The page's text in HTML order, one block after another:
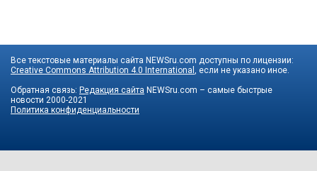
Все текстовые материалы сайта NEWSru.com доступны по лицензии:
Creative Commons Attribution 4.0 International , если не указано иное.
Обратная связь: Редакция сайта NEWSru.com – самые быстрые
новости 2000-2021
Политика конфиденциальности